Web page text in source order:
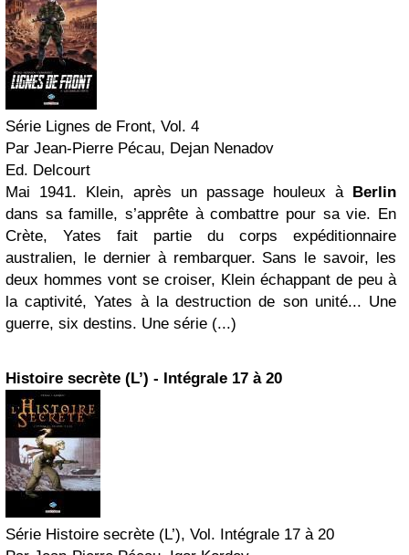
Série Lignes de Front, Vol. 4
Par Jean-Pierre Pécau, Dejan Nenadov
Ed. Delcourt
Mai 1941. Klein, après un passage houleux à Berlin
dans sa famille, s’apprête à combattre pour sa vie. En
Crète, Yates fait partie du corps expéditionnaire
australien, le dernier à rembarquer. Sans le savoir, les
deux hommes vont se croiser, Klein échappant de peu à
la captivité, Yates à la destruction de son unité... Une
guerre, six destins. Une série (...)
Histoire secrète (L’) - Intégrale 17 à 20
Série Histoire secrète (L’), Vol. Intégrale 17 à 20